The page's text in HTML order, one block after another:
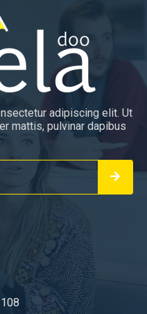
adipiscing elit. Ut
mattis, pulvinar dapibus